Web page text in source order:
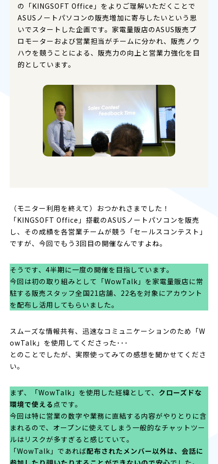
の「KINGSOFT Office」をよりご理解いただくことで
ASUSノートパソコンの販売増加に寄与したいという思
いでスタートした企画です。家電量販店のASUS販売プ
ロモーターおよび営業担当がチームに分かれ、販売ノウ
ハウを競うことによる、販売力の向上と営業力強化を目
的としています。
（モニター利用を終えて）おつかれさまでした！
「KINGSOFT Office」搭載のASUSノートパソコンを販売
し、その成績を各営業チームが競う「セールスコンテスト」
ですが、今回でもう3回目の開催なんですよね。
そうです、4半期に一度の開催を目指しています。
今回は初の取り組みとして「WowTalk」を家電量販店に常
駐する販売スタッフ全国21店舗、22名を対象にアカウント
を配布し活用してもらいました。
スムーズな情報共有、迅速なコミュニケーションのため「W
owTalk」を使用してくださった･･･
とのことでしたが、実際使ってみての感想を聞かせてくださ
い。
まず、「WowTalk」を使用した経緯として、 クローズドな
環境で使える 点です。
今回は特に営業の数字や業務に直結する内容がやりとりに含
まれるので、オープンに使えてしまう一般的なチャットツー
ルはリスクが多すぎると感じていて。
「WowTalk」であれば配布されたメンバー以外は、会話に